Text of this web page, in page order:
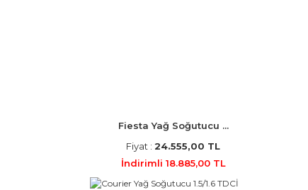
Fiesta Yağ Soğutucu ...
Fiyat : 24.555,00 TL
İndirimli 18.885,00 TL